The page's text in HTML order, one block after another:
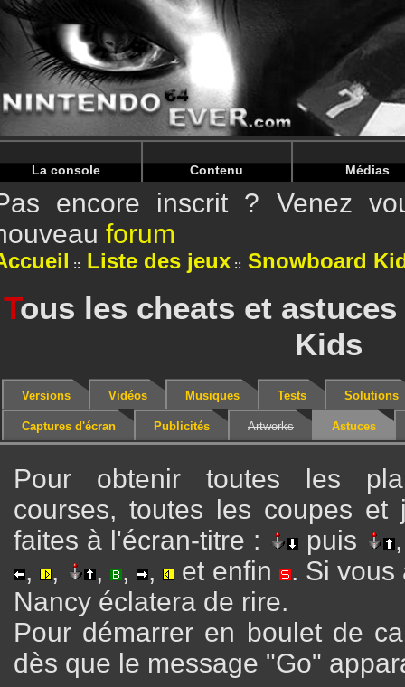
Warning: Undefined array key "HTTP_REFERER" in /
Warning: Undefined array key "HTTP_REFERER" in /
La console Contenu Médias
encore inscrit ? Venez
forum
Liste des jeux Snowboard
Tous les cheats et
Kids
Versions Vidéos Musiques Tests Solutions
Captures d'écran Publicités Artworks Astuces
Pour obtenir toutes les
courses, toutes les coupes et
faites à l'écran-titre :
puis
,
, , , , et enfin
. Si vous
Nancy éclatera de rire.
Pour démarrer en boulet de
dès que le message "Go"